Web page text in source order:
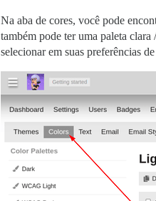
Na aba de cores, você pode
também pode ter uma paleta
selecionar em suas preferências